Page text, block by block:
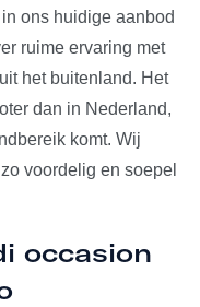
ons huidige aanbod
ruime ervaring met
het buitenland. Het
dan in Nederland,
komt. Wij
voordelig en soepel
occasion